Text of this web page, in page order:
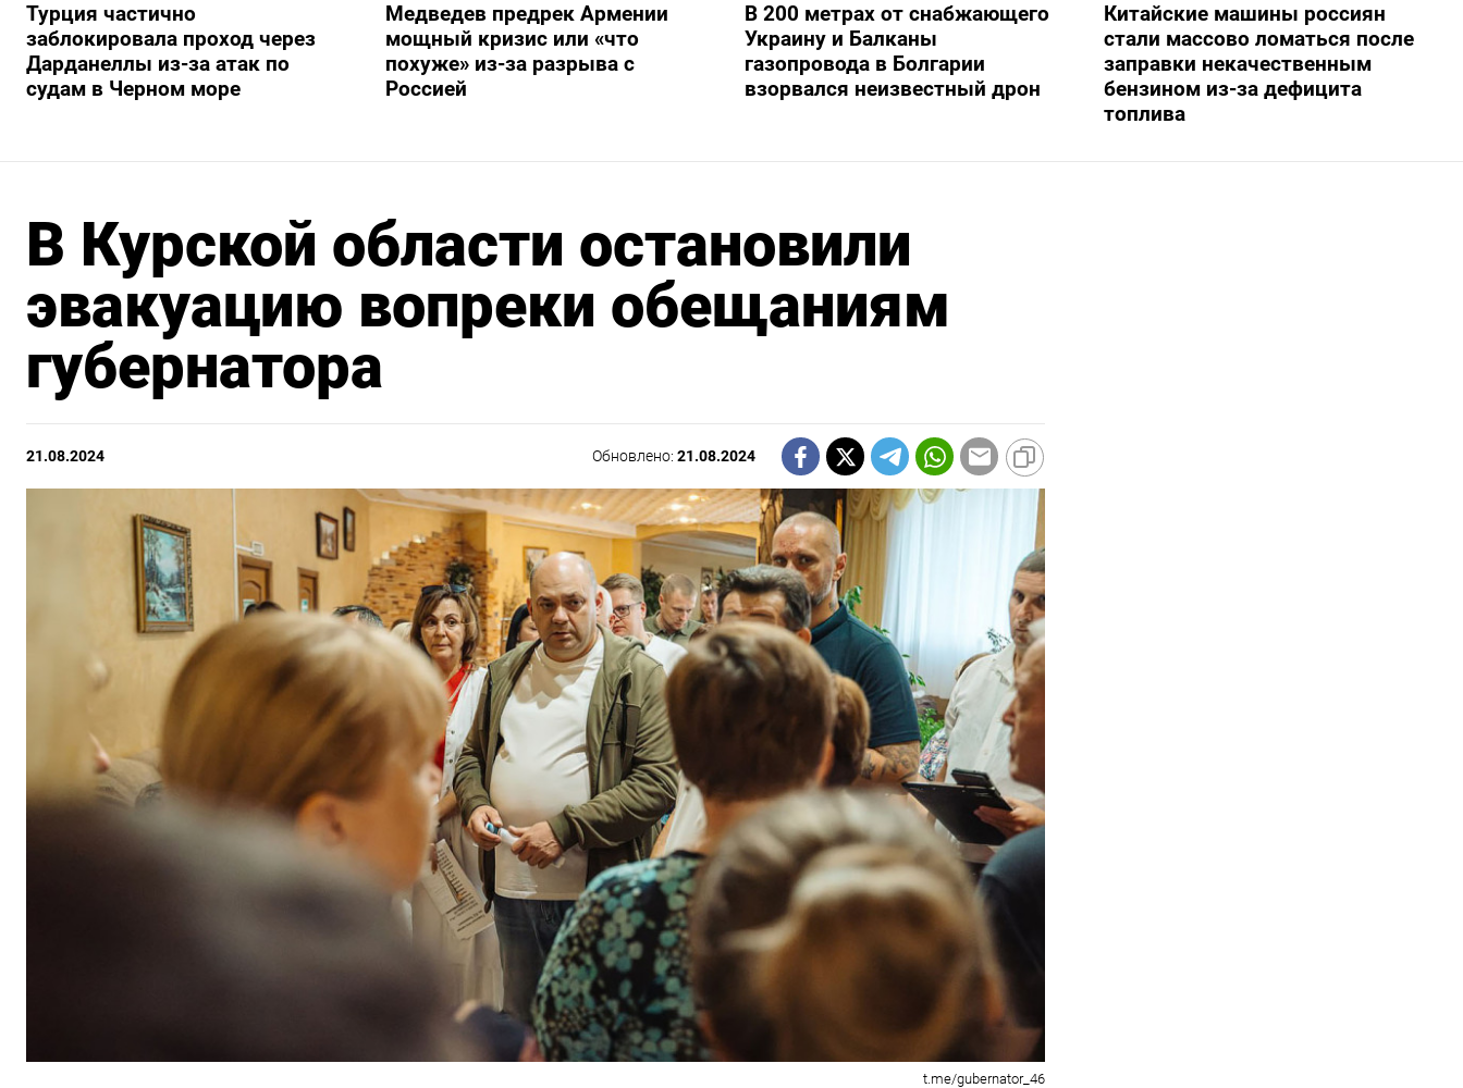
Турция частично
заблокировала проход через
Дарданеллы из-за атак по
судам в Черном море
Медведев предрек Армении
мощный кризис или «что
похуже» из-за разрыва с
Россией
В 200 метрах от снабжающего
Украину и Балканы
газопровода в Болгарии
взорвался неизвестный дрон
Китайские машины россиян
стали массово ломаться после
заправки некачественным
бензином из-за дефицита
топлива
В Курской области остановили
эвакуацию вопреки обещаниям
губернатора
21.08.2024 Обновлено:21.08.2024
t.me/gubernator_46